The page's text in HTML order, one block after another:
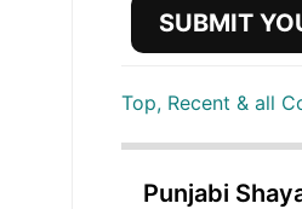
SUBMIT
Top, Recent & all
Punjabi